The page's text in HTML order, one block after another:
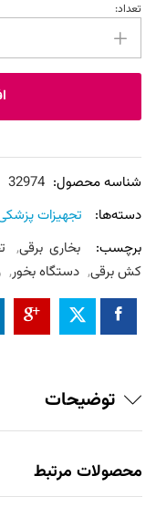
گوش
گیر
سیلیکونی
تعداد:
شناسه محصول: 32974
دسته‌ها:
تجهیزات
برچسب:
بخاری برقی,
کش برقی, دستگاه بخور,
توضیحات
محصولات مرتبط